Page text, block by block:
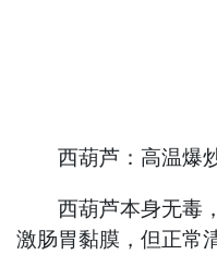
西葫芦：高温爆
西葫芦本身无毒，
激肠胃黏膜，但正常